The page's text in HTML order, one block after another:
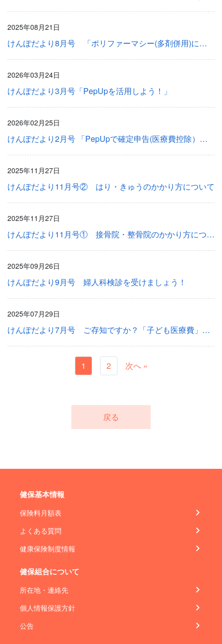
2025年08月21日
けんぽだより8月号 「ポリファーマシー(多剤併用)に注意しよう!」
2026年03月24日
けんぽだより3月号「PepUpを活用しよう！」
2026年02月25日
けんぽだより2月号 「PepUpで確定申告(医療費控除）をスムーズに！」
2025年11月27日
けんぽだより11月号② はり・きゅうのかかり方について
2025年11月27日
けんぽだより11月号① 接骨院・整骨院のかかり方について
2025年09月26日
けんぽだより9月号 婦人科検診を受けましょう！
2025年07月29日
けんぽだより7月号 ご存知ですか？「子ども医療費」は無料ではありません！
1 2 次へ »
戻る
健保基本情報
保険料月額表
よくある質問
健康保険制度情報
健保組合について
所在地・連絡先
個人情報保護方針
公告